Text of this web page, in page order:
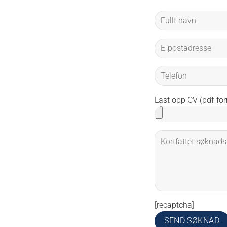
Last opp CV (pdf-
[recaptcha]